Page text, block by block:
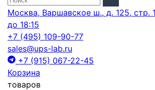
Москва, Варшавское ш., д. 125, стр.
до 18:15
+7 (495) 109-90-77
sales@ups-lab.ru
+7 (915) 067-22-45
Корзина
товаров